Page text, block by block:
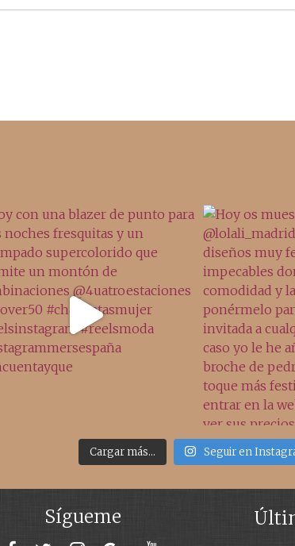
Cargar más... Seguir en
Sígueme